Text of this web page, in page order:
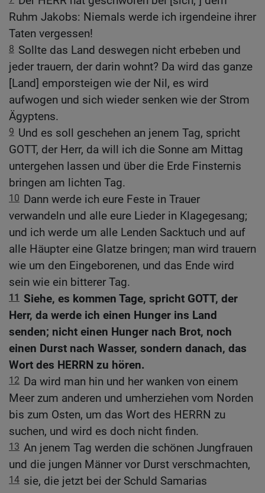
Ruhm Jakobs: Niemals werde ich irgendeine ihrer
Taten vergessen!
8 Sollte das Land deswegen nicht erbeben und
jeder trauern, der darin wohnt? Da wird das ganze
[Land] emporsteigen wie der Nil, es wird
aufwogen und sich wieder senken wie der Strom
Ägyptens.
9 Und es soll geschehen an jenem Tag, spricht
GOTT, der Herr, da will ich die Sonne am Mittag
untergehen lassen und über die Erde Finsternis
bringen am lichten Tag.
10 Dann werde ich eure Feste in Trauer
verwandeln und alle eure Lieder in Klagegesang;
und ich werde um alle Lenden Sacktuch und auf
alle Häupter eine Glatze bringen; man wird trauern
wie um den Eingeborenen, und das Ende wird
sein wie ein bitterer Tag.
11 Siehe, es kommen Tage, spricht GOTT, der
Herr, da werde ich einen Hunger ins Land
senden; nicht einen Hunger nach Brot, noch
einen Durst nach Wasser, sondern danach, das
Wort des HERRN zu hören.
12 Da wird man hin und her wanken von einem
Meer zum anderen und umherziehen vom Norden
bis zum Osten, um das Wort des HERRN zu
suchen, und wird es doch nicht finden.
13 An jenem Tag werden die schönen Jungfrauen
und die jungen Männer vor Durst verschmachten,
14 sie, die jetzt bei der Schuld Samarias